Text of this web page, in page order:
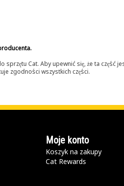
Cat. Aby upewnić się, że ta część
zgodności wszystkich części.
Moje konto
Koszyk na zakupy
Cat Rewards